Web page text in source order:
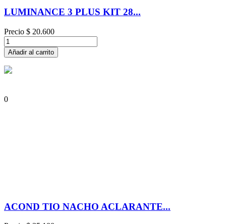
LUMINANCE 3 PLUS KIT 28...
Precio $ 20.600
Añadir al carrito
0
ACOND TIO NACHO ACLARANTE...